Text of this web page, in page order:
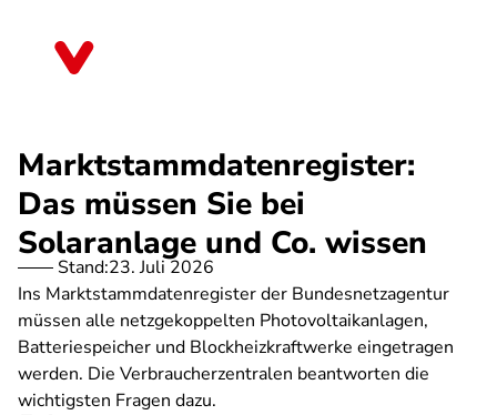
Marktstammdatenregister:
Das müssen Sie bei
Solaranlage und Co. wissen
Stand:23. Juli 2026
Ins Marktstammdatenregister der Bundesnetzagentur
müssen alle netzgekoppelten Photovoltaikanlagen,
Batteriespeicher und Blockheizkraftwerke eingetragen
werden. Die Verbraucherzentralen beantworten die
wichtigsten Fragen dazu.